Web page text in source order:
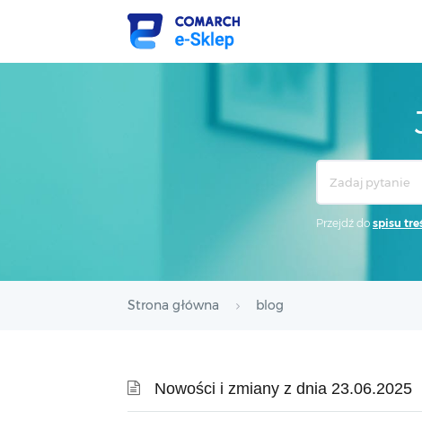
Przejdź do spisu
Strona główna blog
Nowości i zmiany z dnia 23.06.2025